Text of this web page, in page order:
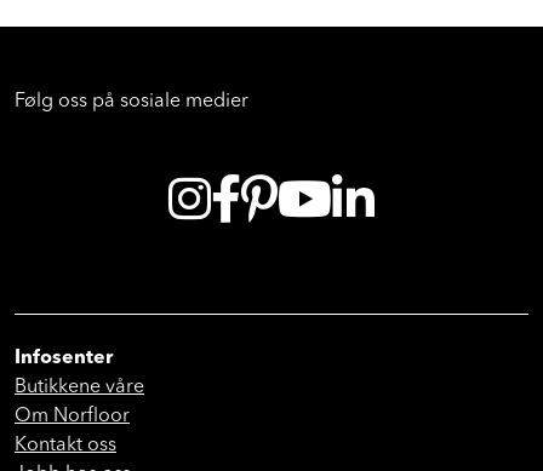
Følg oss på sosiale medier
Infosenter
Butikkene våre
Om Norfloor
Kontakt oss